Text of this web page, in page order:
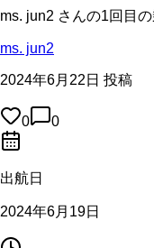
ms. jun2 さんの1回目の
ms. jun2
2024年6月22日 投稿
0 0
出航日
2024年6月19日